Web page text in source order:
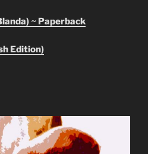
~ Paperback
Edition)